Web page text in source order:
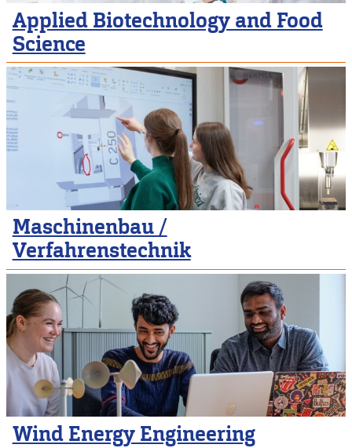
Applied Biotechnology and Food
Science
Maschinenbau /
Verfahrenstechnik
Wind Energy Engineering